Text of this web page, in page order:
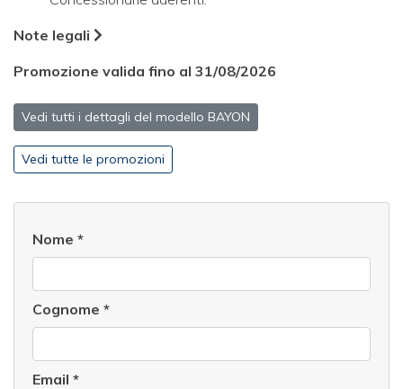
Note legali
Promozione valida fino al 31/08/2026
Vedi tutti i dettagli del modello BAYON
Vedi tutte le promozioni
Nome *
Cognome *
Email *